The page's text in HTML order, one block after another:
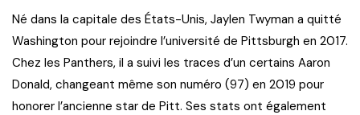
Né dans la capitale des États-Unis, Jaylen Twyman a quitté
Washington pour rejoindre l’université de Pittsburgh en 2017.
Chez les Panthers, il a suivi les traces d’un certains Aaron
Donald, changeant même son numéro (97) en 2019 pour
honorer l’ancienne star de Pitt. Ses stats ont également